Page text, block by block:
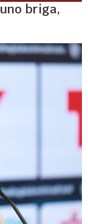
briga,